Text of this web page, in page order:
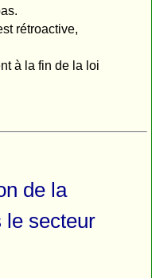
rétroactive,
à la fin de la loi
de la
le secteur